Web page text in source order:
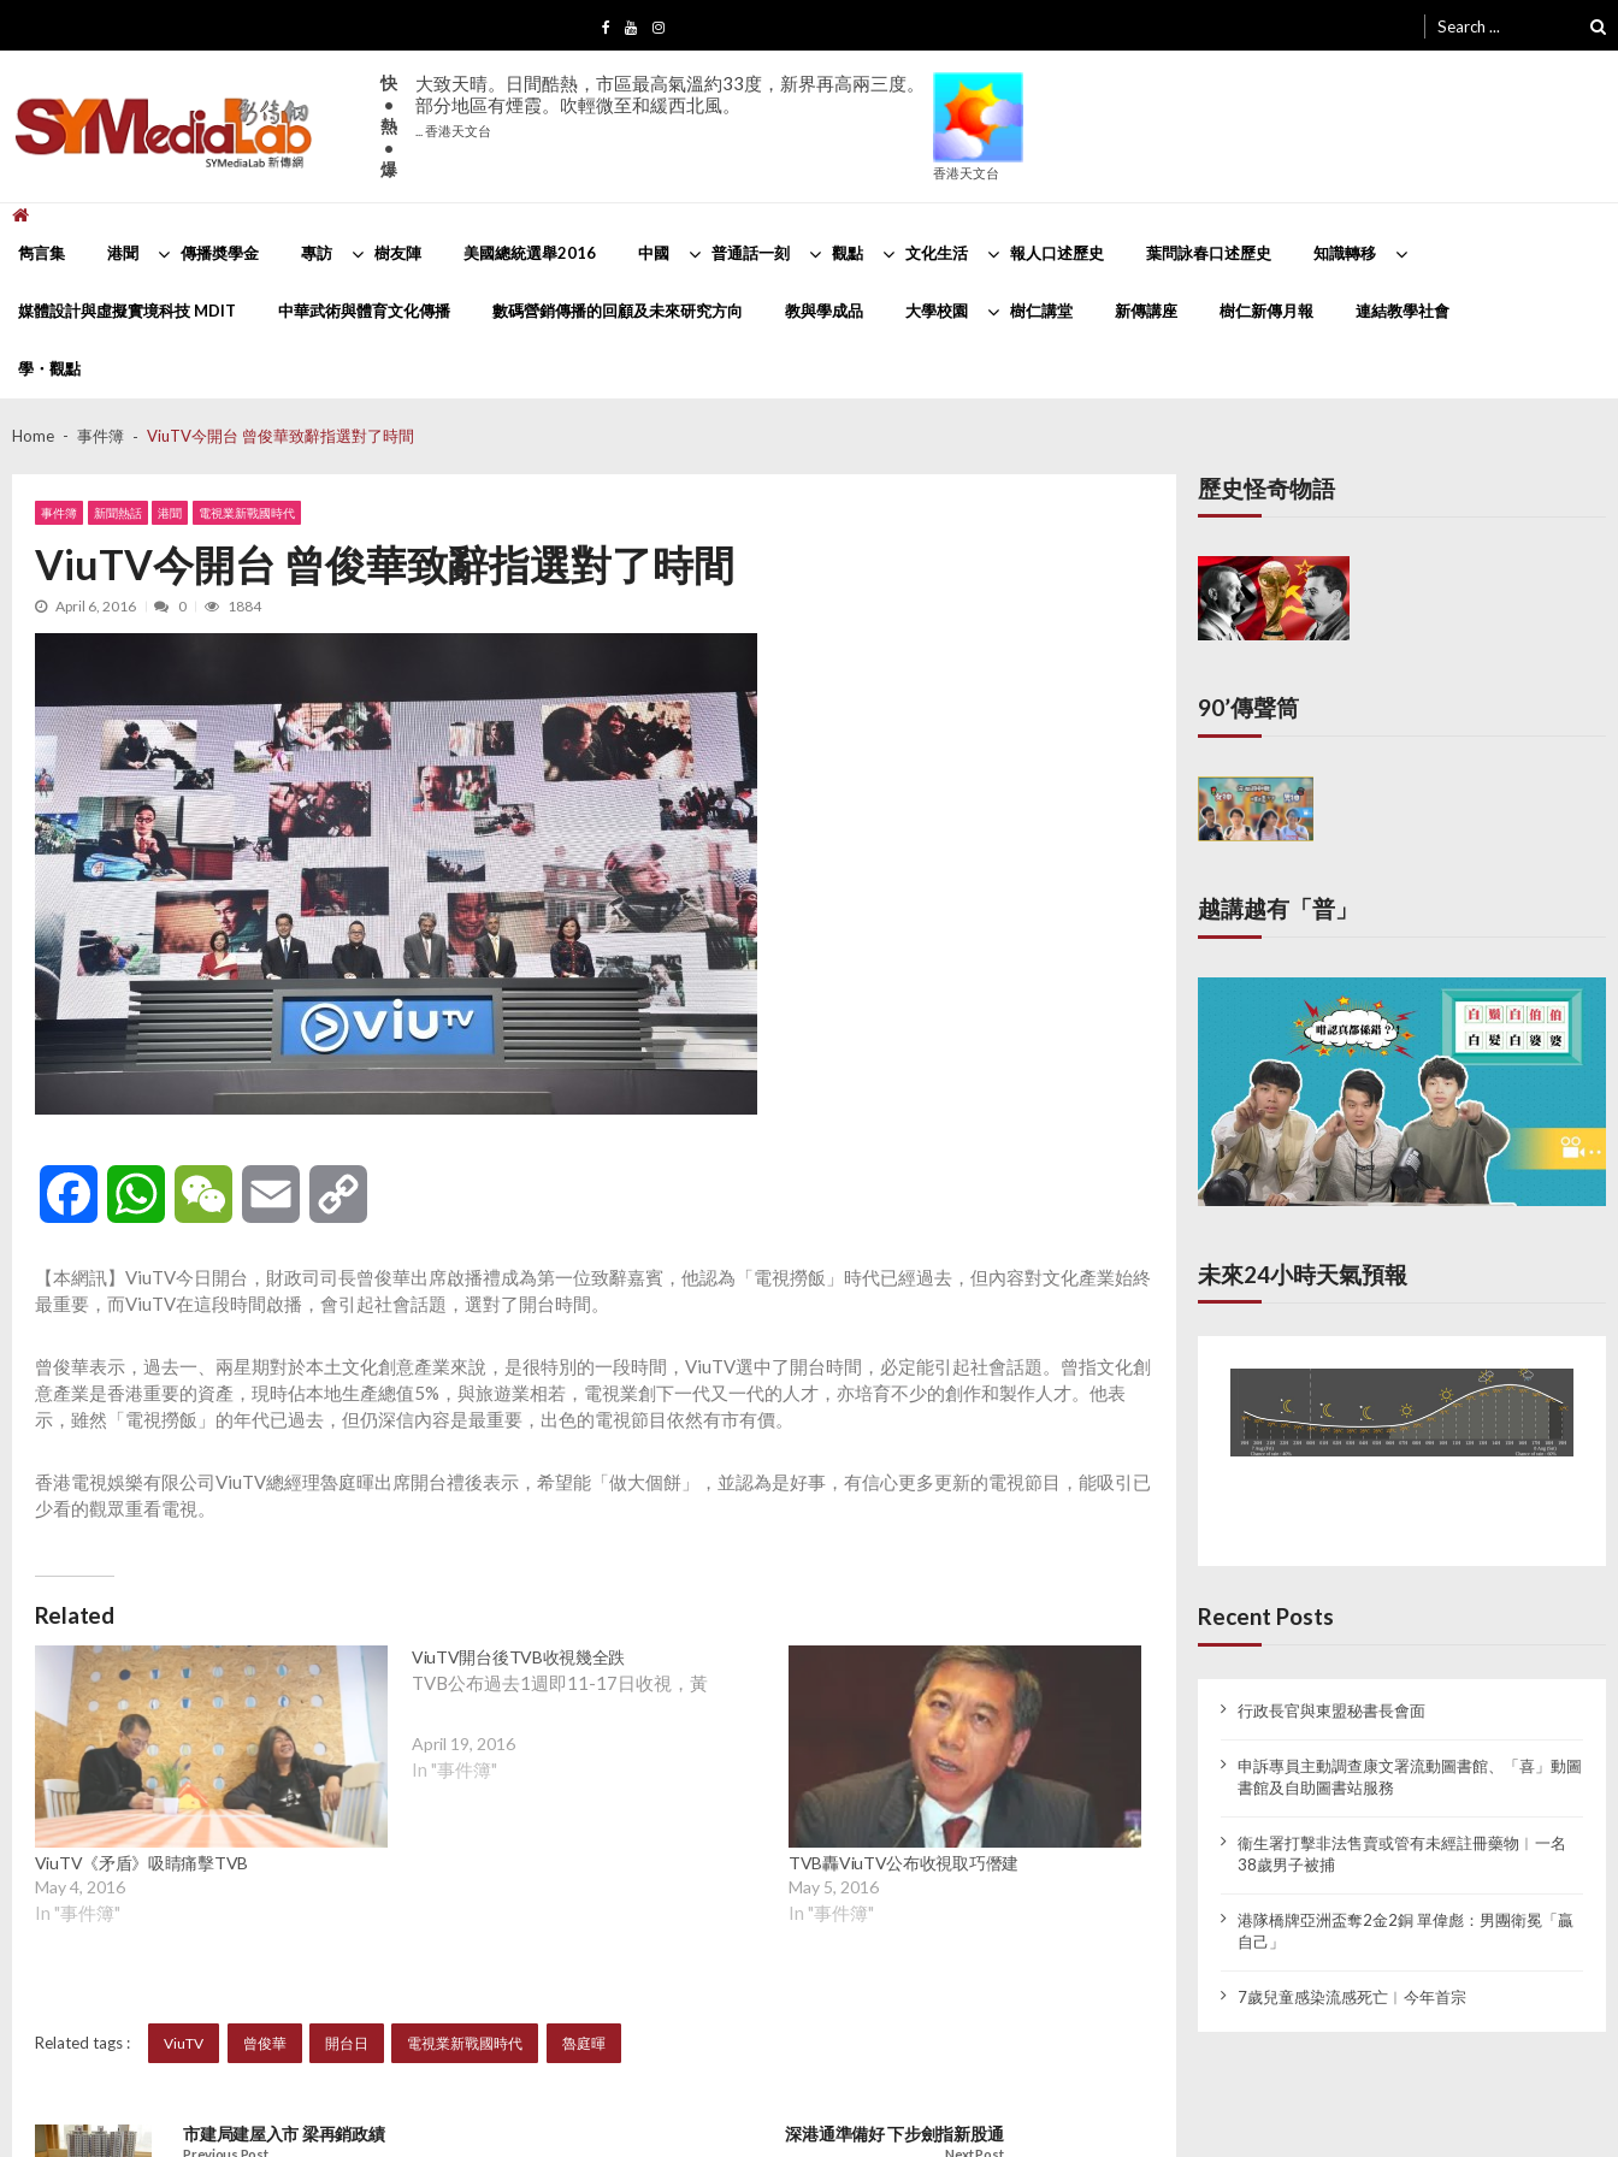
navigation
content
for:
快
•
熱
•
爆
大致天晴。日間酷熱，市區最高氣溫約33度，新界再高兩三度。
部分地區有煙霞。吹輕微至和緩西北風。
... 香港天文台
香港天文台
雋言集 港聞 傳播奬學金 專訪 樹友陣 美國總統選舉2016 中國 普通話一刻 觀點 文化生活 報人口述歷史 葉問詠春口述歷史 知識轉移
媒體設計與虛擬實境科技 MDIT 中華武術與體育文化傳播 數碼營銷傳播的回顧及未來研究方向 教與學成品 大學校園 樹仁講堂 新傳講座 樹仁新傳月報 連結教學社會
學・觀點
Home 事件簿 ViuTV今開台 曾俊華致辭指選對了時間
事件簿 新聞熱話 港聞 電視業新戰國時代
ViuTV今開台 曾俊華致辭指選對了時間
April 6, 2016 0 1884
Facebook WhatsAppWeChat Email
【本網訊】ViuTV今日開台，財政司司長曾俊華出席啟播禮成為第一位致辭嘉賓，他認為「電視撈飯」時代已經過去，但內容對文化產業始終
最重要，而ViuTV在這段時間啟播，會引起社會話題，選對了開台時間。
曾俊華表示，過去一、兩星期對於本土文化創意產業來說，是很特別的一段時間，ViuTV選中了開台時間，必定能引起社會話題。曾指文化創
意產業是香港重要的資產，現時佔本地生產總值5%，與旅遊業相若，電視業創下一代又一代的人才，亦培育不少的創作和製作人才。他表
示，雖然「電視撈飯」的年代已過去，但仍深信內容是最重要，出色的電視節目依然有市有價。
香港電視娛樂有限公司ViuTV總經理魯庭暉出席開台禮後表示，希望能「做大個餅」，並認為是好事，有信心更多更新的電視節目，能吸引已
少看的觀眾重看電視。
Related
ViuTV《矛盾》吸睛痛擊TVB
May 4, 2016
In "事件簿"
ViuTV開台後TVB收視幾全跌
TVB公布過去1週即11-17日收視，黃
April 19, 2016
In "事件簿"
TVB轟ViuTV公布收視取巧僭建
May 5, 2016
In "事件簿"
Related tags : ViuTV 曾俊華 開台日 電視業新戰國時代 魯庭暉
市建局建屋入市 梁再銷政績 深港通準備好 下步劍指新股通
歷史怪奇物語
90’傳聲筒
越講越有「普」
未來24小時天氣預報
Recent Posts
行政長官與東盟秘書長會面
申訴專員主動調查康文署流動圖書館、「喜」動圖
書館及自助圖書站服務
衞生署打擊非法售賣或管有未經註冊藥物︱一名
38歲男子被捕
港隊橋牌亞洲盃奪2金2銅 單偉彪：男團衛冕「贏
自己」
7歲兒童感染流感死亡︱今年首宗